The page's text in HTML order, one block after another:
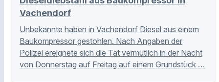
Vachendorf
Unbekannte haben in Vachendorf Diesel aus einem
Baukompressor gestohlen. Nach Angaben der
Polizei ereignete sich die Tat vermutlich in der Nacht
von Donnerstag auf Freitag auf einem Grundstück …